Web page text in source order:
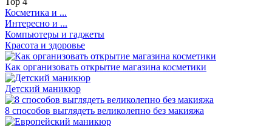
Косметика и ...
Интересно и ...
Компьютеры и гаджеты
Красота и здоровье
Как организовать открытие магазина косметики
Детский маникюр
8 способов выглядеть великолепно без макияжа